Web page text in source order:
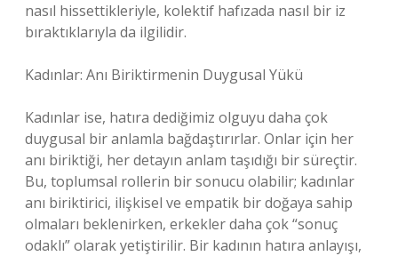
nasıl hissettikleriyle, kolektif hafızada nasıl bir iz
bıraktıklarıyla da ilgilidir.
Kadınlar: Anı Biriktirmenin Duygusal Yükü
Kadınlar ise, hatıra dediğimiz olguyu daha çok
duygusal bir anlamla bağdaştırırlar. Onlar için her
anı biriktiği, her detayın anlam taşıdığı bir süreçtir.
Bu, toplumsal rollerin bir sonucu olabilir; kadınlar
anı biriktirici, ilişkisel ve empatik bir doğaya sahip
olmaları beklenirken, erkekler daha çok “sonuç
odaklı” olarak yetiştirilir. Bir kadının hatıra anlayışı,